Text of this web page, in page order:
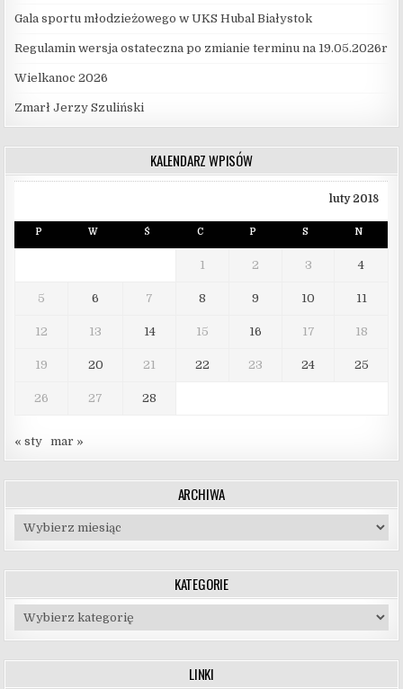
Gala sportu młodzieżowego w UKS Hubal Białystok
Regulamin wersja ostateczna po zmianie terminu na 19.05.2026r
Wielkanoc 2026
Zmarł Jerzy Szuliński
KALENDARZ WPISÓW
luty 2018
P W Ś C P S N
1 2 3 4
5 6 7 8 9 10 11
12 13 14 15 16 17 18
19 20 21 22 23 24 25
26 27 28
« sty mar »
ARCHIWA
Archiwa
KATEGORIE
Kategorie
LINKI